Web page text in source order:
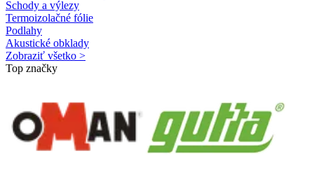
Schody a výlezy
Termoizolačné fólie
Podlahy
Akustické obklady
Zobraziť všetko >
Top značky